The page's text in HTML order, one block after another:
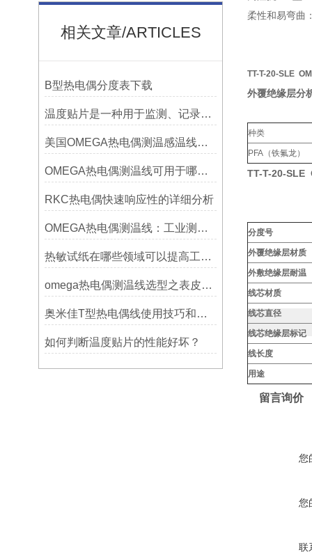
相关文章/ARTICLES
B型热电偶分度表下载
温度贴片是一种用于监测、记录或指示温度变化的工具
美国OMEGA热电偶测温感温线和插头插座连接器真伪原装正品判断查验方法
OMEGA热电偶测温线可用于哪些领域
RKC热电偶快速响应性的详细分析
OMEGA热电偶测温线：工业测温的精准之选
热敏试纸在哪些领域可以提高工作效率？
omega热电偶测温线选型之表皮绝缘耐温
奥米佳T型热电偶线使用技巧和选择方法
如何判断温度贴片的性能好坏？
柔性和易弯曲
TT-T-20-SLE
外覆绝缘层分
种类
PFA（铁氟龙）
TT-T-20-SLE
分度号
外覆绝缘层材质
外敷绝缘层耐温
线芯材质
线芯直径
线芯绝缘层标记
线长度
用途
留言询价
您
您
联